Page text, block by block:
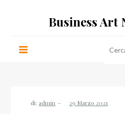
Business Art
per:
di: admin